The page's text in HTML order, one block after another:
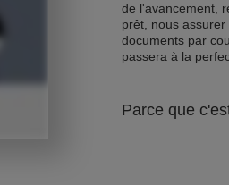
de l'avancement,
prêt, nous
documents par
passera à la
Parce que